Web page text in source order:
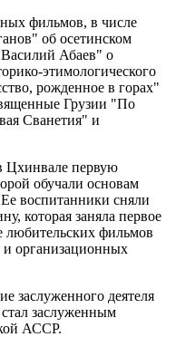
фильмов, в числе
об осетинском
Абаев" о
этимологического
рожденное в горах"
Грузии "По
Сванетия" и
Цхинвале первую
обучали основам
воспитанники сняли
которая заняла первое
любительских фильмов
и организационных
заслуженного деятеля
заслуженным
АССР.